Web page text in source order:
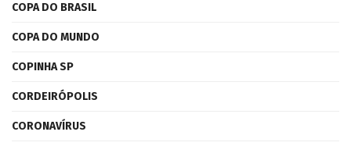
COPA DO BRASIL
COPA DO MUNDO
COPINHA SP
CORDEIRÓPOLIS
CORONAVÍRUS